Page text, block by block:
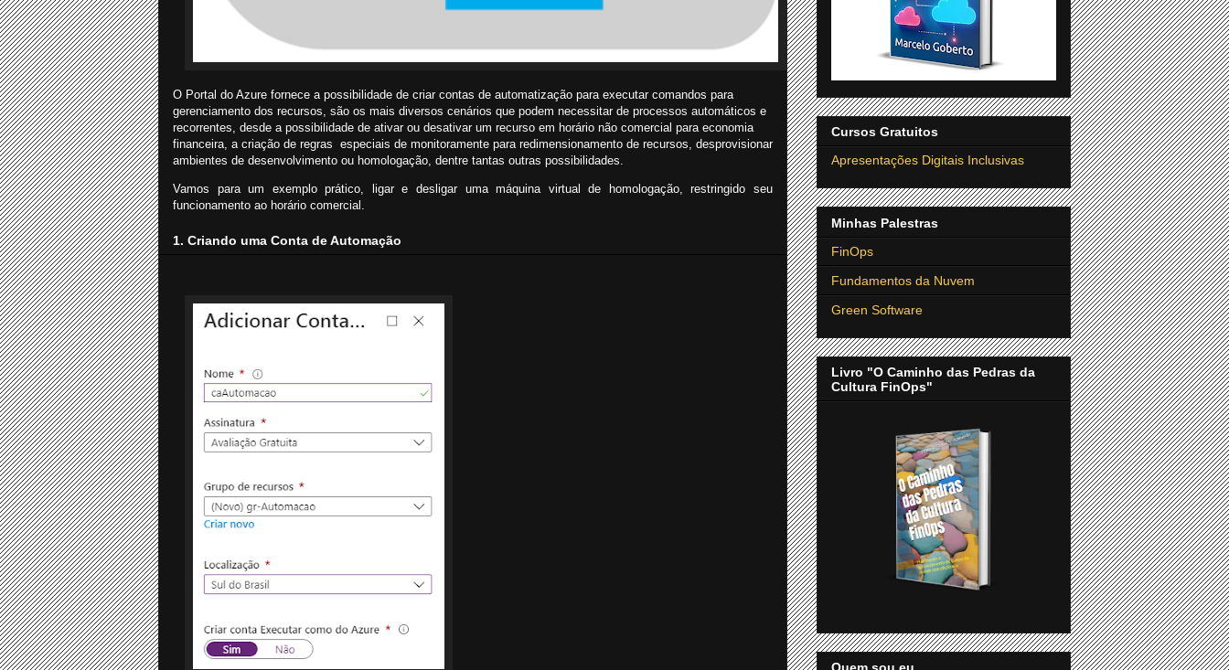
O Portal do Azure fornece a possibilidade de criar contas de automatização para executar comandos para
gerenciamento dos recursos, são os mais diversos cenários que podem necessitar de processos automáticos e
recorrentes, desde a possibilidade de ativar ou desativar um recurso em horário não comercial para economia
financeira, a criação de regras especiais de monitoramente para redimensionamento de recursos, desprovisionar
ambientes de desenvolvimento ou homologação, dentre tantas outras possibilidades.
Vamos para um exemplo prático, ligar e desligar uma máquina virtual de homologação, restringido seu
funcionamento ao horário comercial.
1. Criando uma Conta de Automação
Cursos Gratuitos
Apresentações Digitais Inclusivas
Minhas Palestras
FinOps
Fundamentos da Nuvem
Green Software
Livro "O Caminho das Pedras da
Cultura FinOps"